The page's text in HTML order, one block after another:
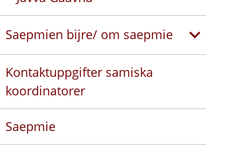
Saepmien bijre/ om saepmie
Kontaktuppgifter samiska
koordinatorer
Saepmie